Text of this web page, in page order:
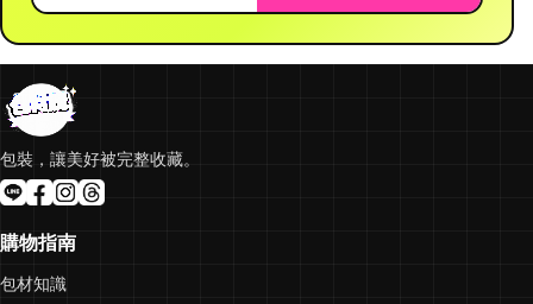
包裝，讓美好被完整收藏。
購物指南
包材知識